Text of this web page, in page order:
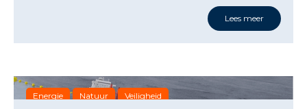
Lees meer
Energie Natuur
Veiligheid